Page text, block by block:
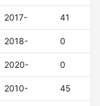
2017- 41
2018- 0
2020- 0
2010- 45